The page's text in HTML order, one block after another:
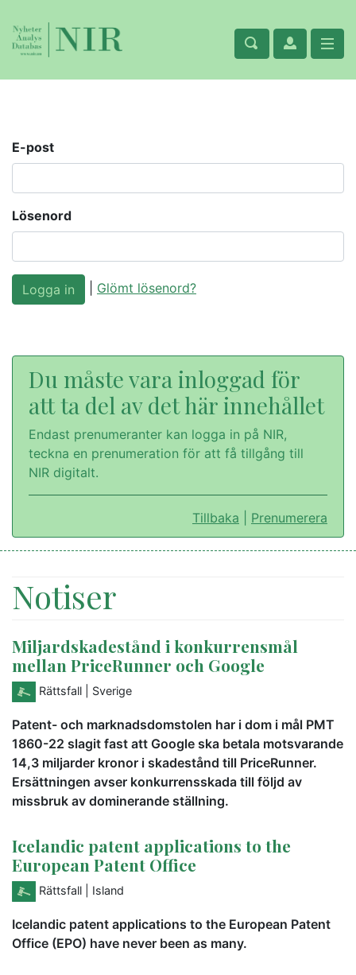
E-post
Lösenord
Glömt lösenord?
Du måste vara inloggad för
att ta del av det här innehållet
Endast prenumeranter kan logga in på NIR,
teckna en prenumeration för att få tillgång till
NIR digitalt.
Tillbaka Prenumerera
Notiser
Miljardskadestånd i konkurrensmål
mellan PriceRunner och Google
Rättsfall | Sverige
Patent- och marknadsdomstolen har i dom i mål PMT
1860-22 slagit fast att Google ska betala motsvarande
14,3 miljarder kronor i skadestånd till PriceRunner.
Ersättningen avser konkurrensskada till följd av
missbruk av dominerande ställning.
Icelandic patent applications to the
European Patent Office
Rättsfall | Island
Icelandic patent applications to the European Patent
Office (EPO) have never been as many.